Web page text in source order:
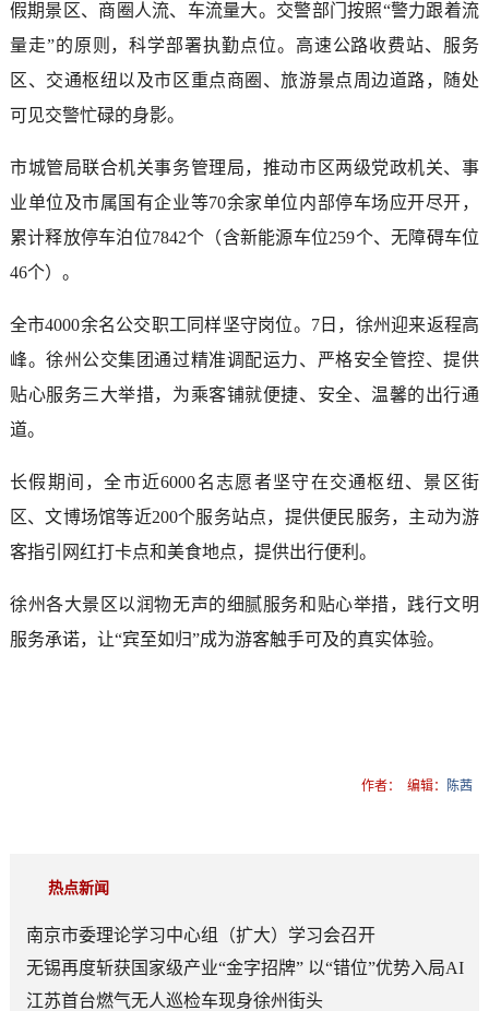
假期景区、商圈人流、车流量大。交警部门按照“警力跟着流
量走”的原则，科学部署执勤点位。高速公路收费站、服务
区、交通枢纽以及市区重点商圈、旅游景点周边道路，随处
可见交警忙碌的身影。
市城管局联合机关事务管理局，推动市区两级党政机关、事
业单位及市属国有企业等70余家单位内部停车场应开尽开，
累计释放停车泊位7842个（含新能源车位259个、无障碍车位
46个）。
全市4000余名公交职工同样坚守岗位。7日，徐州迎来返程高
峰。徐州公交集团通过精准调配运力、严格安全管控、提供
贴心服务三大举措，为乘客铺就便捷、安全、温馨的出行通
道。
长假期间，全市近6000名志愿者坚守在交通枢纽、景区街
区、文博场馆等近200个服务站点，提供便民服务，主动为游
客指引网红打卡点和美食地点，提供出行便利。
徐州各大景区以润物无声的细腻服务和贴心举措，践行文明
服务承诺，让“宾至如归”成为游客触手可及的真实体验。
作者： 编辑： 陈茜
热点新闻
南京市委理论学习中心组（扩大）学习会召开
无锡再度斩获国家级产业“金字招牌” 以“错位”优势入局AI
顶层赛道
江苏首台燃气无人巡检车现身徐州街头